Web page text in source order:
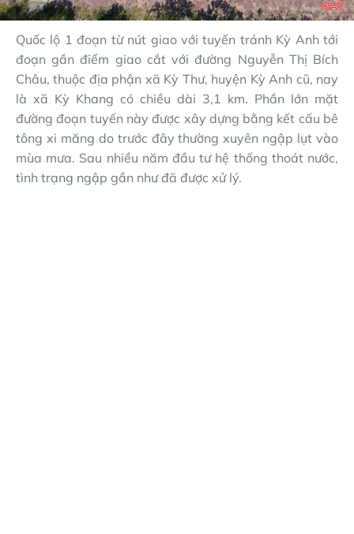
Quốc lộ 1 đoạn từ nút giao với tuyến tránh Kỳ Anh tới
đoạn gần điểm giao cắt với đường Nguyễn Thị Bích
Châu, thuộc địa phận xã Kỳ Thư, huyện Kỳ Anh cũ, nay
là xã Kỳ Khang có chiều dài 3,1 km. Phần lớn mặt
đường đoạn tuyến này được xây dựng bằng kết cấu bê
tông xi măng do trước đây thường xuyên ngập lụt vào
mùa mưa. Sau nhiều năm đầu tư hệ thống thoát nước,
tình trạng ngập gần như đã được xử lý.